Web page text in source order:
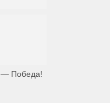
— Победа!